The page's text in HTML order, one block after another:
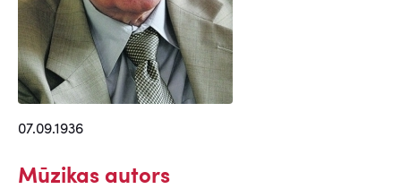
07.09.1936
Mūzikas autors